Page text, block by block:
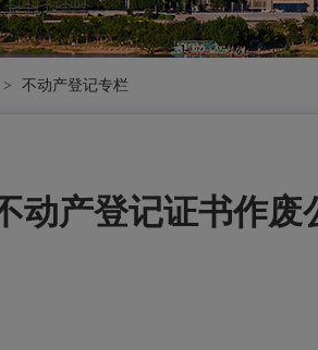
> 不动产登记专栏
动产登记证书作废